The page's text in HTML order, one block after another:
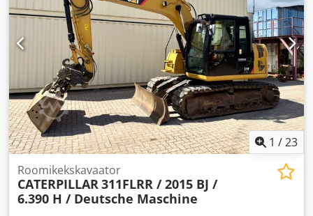
1 /23
Roomikekskavaator
CATERPILLAR311FLRR / 2015 BJ /
6.390 H / Deutsche Maschine